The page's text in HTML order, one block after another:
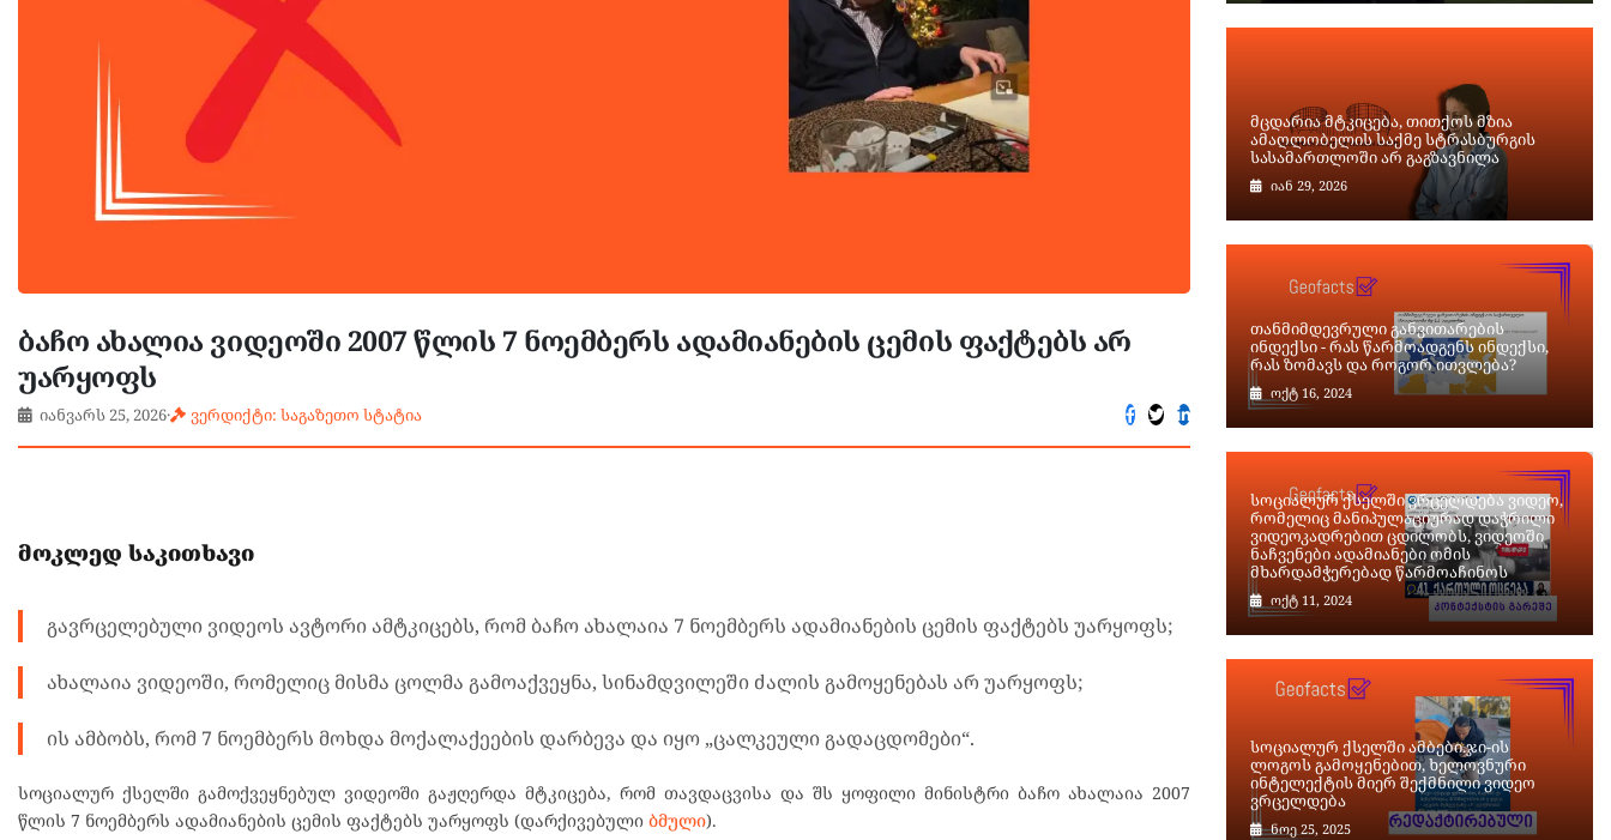
ბაჩო ახალია ვიდეოში 2007 წლის 7 ნოემბერს ადამიანების ცემის ფაქტებს არ
უარყოფს
იანვარს 25, 2026· ვერდიქტი: საგაზეთო სტატია
მოკლედ საკითხავი
გავრცელებული ვიდეოს ავტორი ამტკიცებს, რომ ბაჩო ახალაია 7 ნოემბერს ადამიანების ცემის ფაქტებს უარყოფს;
ახალაია ვიდეოში, რომელიც მისმა ცოლმა გამოაქვეყნა, სინამდვილეში ძალის გამოყენებას არ უარყოფს;
ის ამბობს, რომ 7 ნოემბერს მოხდა მოქალაქეების დარბევა და იყო „ცალკეული გადაცდომები“.
სოციალურ ქსელში გამოქვეყნებულ ვიდეოში გაჟღერდა მტკიცება, რომ თავდაცვისა და შს ყოფილი მინისტრი ბაჩო ახალაია 2007
წლის 7 ნოემბერს ადამიანების ცემის ფაქტებს უარყოფს (დარქივებული ბმული).
მცდარია მტკიცება, თითქოს მზია
ამაღლობელის საქმე სტრასბურგის
სასამართლოში არ გაგზავნილა
იან 29, 2026
თანმიმდევრული განვითარების
ინდექსი - რას წარმოადგენს ინდექსი,
რას ზომავს და როგორ ითვლება?
ოქტ 16, 2024
სოციალურ ქსელში ვრცელდება ვიდეო,
რომელიც მანიპულაციურად დაჭრილი
ვიდეოკადრებით ცდილობს, ვიდეოში
ნაჩვენები ადამიანები ომის
მხარდამჭერებად წარმოაჩინოს
ოქტ 11, 2024
სოციალურ ქსელში ამბები.ჯი-ის
ლოგოს გამოყენებით, ხელოვნური
ინტელექტის მიერ შექმნილი ვიდეო
ვრცელდება
ნოე 25, 2025